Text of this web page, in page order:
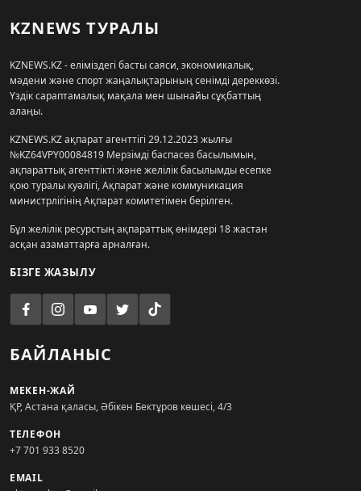
KZNEWS ТУРАЛЫ
KZNEWS.KZ - еліміздегі басты саяси, экономикалық,
мәдени және спорт жаңалықтарының сенімді дереккөзі.
Үздік сараптамалық мақала мен шынайы сұқбаттың
алаңы.
KZNEWS.KZ ақпарат агенттігі 29.12.2023 жылғы
№KZ64VPY00084819 Мерзімді баспасөз басылымын,
ақпараттық агенттікті және желілік басылымды есепке
қою туралы куәлігі, Ақпарат және коммуникация
министрлігінің Ақпарат комитетімен берілген.
Бұл желілік ресурстың ақпараттық өнімдері 18 жастан
асқан азаматтарға арналған.
БІЗГЕ ЖАЗЫЛУ
БАЙЛАНЫС
МЕКЕН-ЖАЙ
ҚР, Астана қаласы, Әбікен Бектұров көшесі, 4/3
ТЕЛЕФОН
+7 701 933 8520
EMAIL